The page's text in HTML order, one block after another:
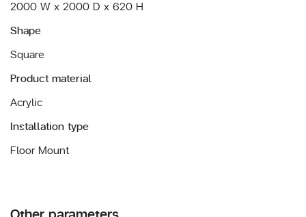
2000 W x 2000 D x 620 H
Shape
Square
Product material
Acrylic
Installation type
Floor Mount